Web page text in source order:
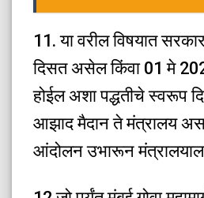
11. या वरील विषयात
दिसत असेल किंवा 01 मे
होईल अशा पद्धतीचे स्वरूप
आझाद मैदान ते मंत्रालय
आंदोलन उभारून